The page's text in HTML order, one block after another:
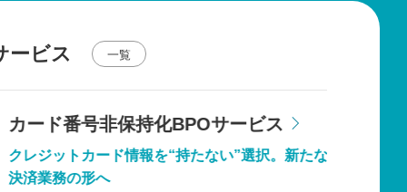
ービス 一覧
カード番号非保持化BPOサービス
クレジットカード情報を“持たない”選択。新たな
決済業務の形へ